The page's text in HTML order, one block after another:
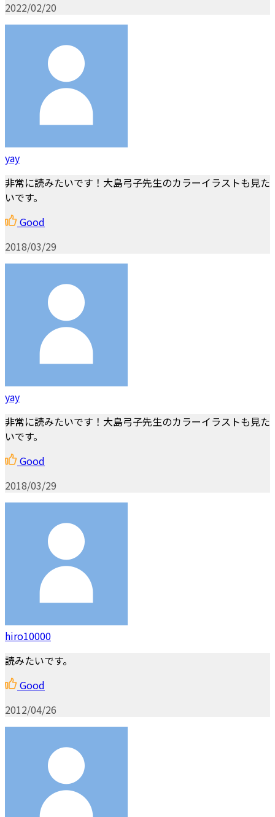
2022/02/20
yay
非常に読みたいです！大島弓子先生のカラーイラストも見た
いです。
Good
2018/03/29
yay
非常に読みたいです！大島弓子先生のカラーイラストも見た
いです。
Good
2018/03/29
hiro10000
読みたいです。
Good
2012/04/26